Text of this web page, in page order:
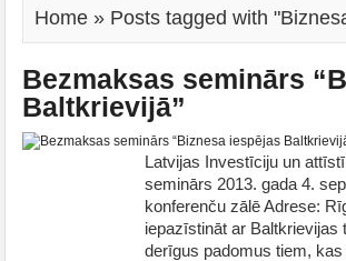
Home » Posts tagged with
Bezmaksas seminārs
Baltkrievijā”
Latvijas Investīciju un
seminārs 2013. gada 4.
konferenču zālē Adrese:
iepazīstināt ar
derīgus padomus tiem,